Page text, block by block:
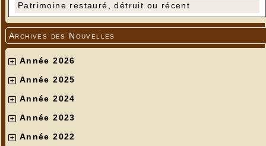
Patrimoine restauré, détruit ou récent
Archives des Nouvelles
Année 2026
Année 2025
Année 2024
Année 2023
Année 2022